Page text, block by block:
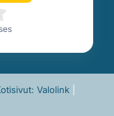
Valolink|